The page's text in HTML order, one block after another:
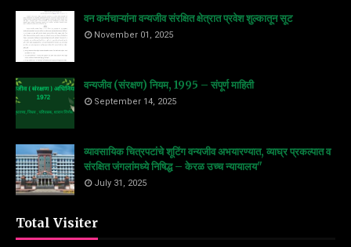
वन कर्मचाऱ्यांना वन्यजीव संरक्षित क्षेत्रात प्रवेश शुल्कातून सूट
November 01, 2025
वन्यजीव (संरक्षण) नियम, 1995 – संपूर्ण माहिती
September 14, 2025
व्यावसायिक चित्रपटांचे शूटिंग वन्यजीव अभयारण्यात, व्याघ्र प्रकल्पात व
संरक्षित जंगलांमध्ये निषिद्ध – केरळ उच्च न्यायालय"
July 31, 2025
Total Visiter